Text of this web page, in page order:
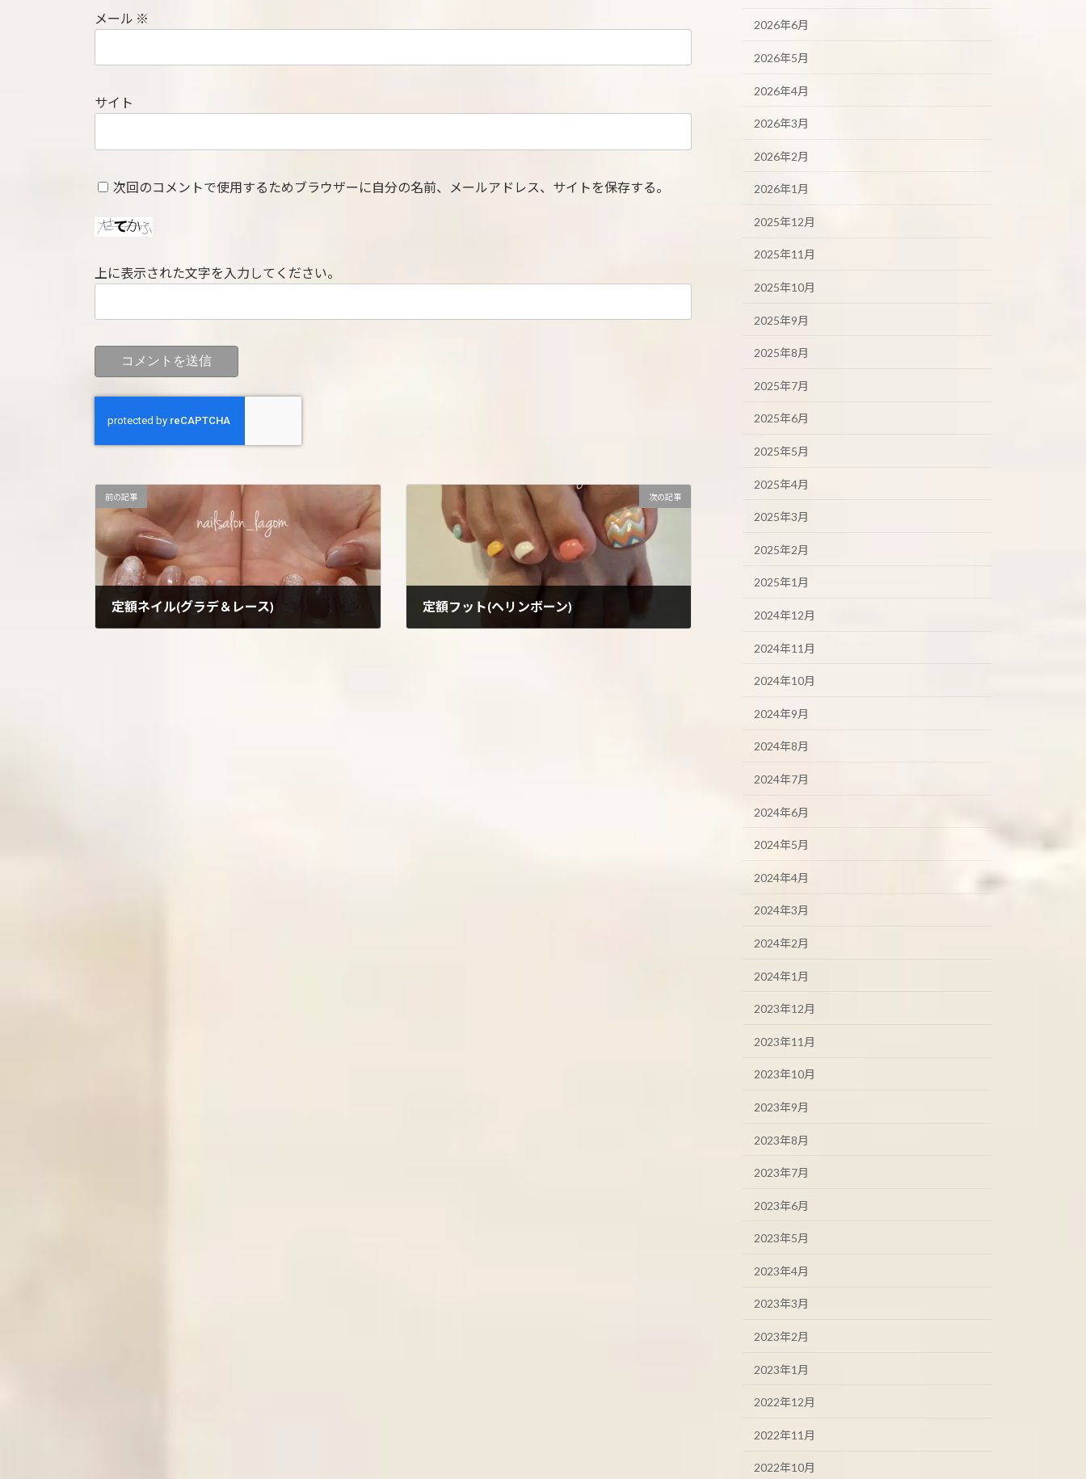
メール ※
サイト
次回のコメントで使用するためブラウザーに自分の名前、メールアドレス、サイトを保存する。
上に表示された文字を入力してください。
前の記事
定額ネイル(グラデ＆レース)
次の記事
定額フット(ヘリンボーン)
2026年6月
2026年5月
2026年4月
2026年3月
2026年2月
2026年1月
2025年12月
2025年11月
2025年10月
2025年9月
2025年8月
2025年7月
2025年6月
2025年5月
2025年4月
2025年3月
2025年2月
2025年1月
2024年12月
2024年11月
2024年10月
2024年9月
2024年8月
2024年7月
2024年6月
2024年5月
2024年4月
2024年3月
2024年2月
2024年1月
2023年12月
2023年11月
2023年10月
2023年9月
2023年8月
2023年7月
2023年6月
2023年5月
2023年4月
2023年3月
2023年2月
2023年1月
2022年12月
2022年11月
2022年10月